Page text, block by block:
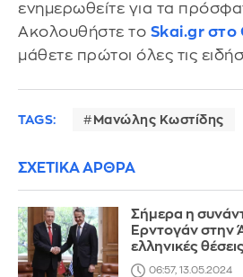
ενημερωθείτε για τα
Ακολουθήστε το Skai.gr στο
μάθετε πρώτοι όλες τις
TAGS: Μανώλης Κωστίδης
ΣΧΕΤΙΚΑ ΑΡΘΡΑ
Σήμερα η
Ερντογάν στην
ελληνικές
06:57, 13.05.2024